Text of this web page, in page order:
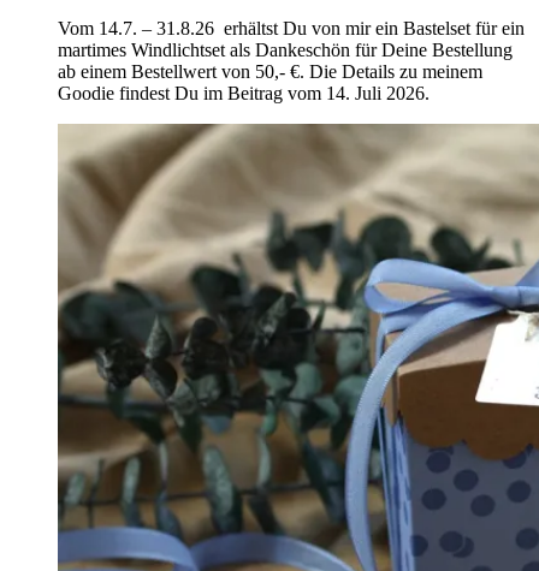
Vom 14.7. – 31.8.26 erhältst Du von mir ein Bastelset für ein
martimes Windlichtset als Dankeschön für Deine Bestellung
ab einem Bestellwert von 50,- €. Die Details zu meinem
Goodie findest Du im Beitrag vom 14. Juli 2026.